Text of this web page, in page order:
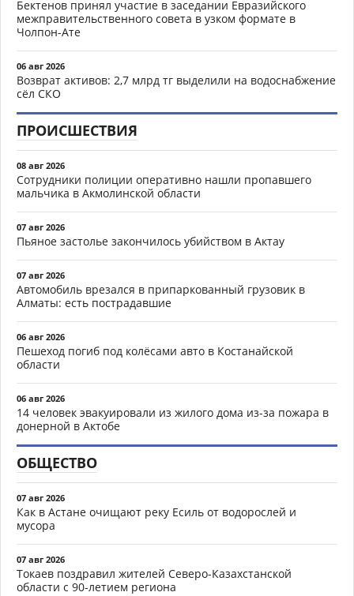
Бектенов принял участие в заседании Евразийского
межправительственного совета в узком формате в
Чолпон-Ате
06 авг 2026
Возврат активов: 2,7 млрд тг выделили на водоснабжение
сёл СКО
ПРОИСШЕСТВИЯ
08 авг 2026
Сотрудники полиции оперативно нашли пропавшего
мальчика в Акмолинской области
07 авг 2026
Пьяное застолье закончилось убийством в Актау
07 авг 2026
Автомобиль врезался в припаркованный грузовик в
Алматы: есть пострадавшие
06 авг 2026
Пешеход погиб под колёсами авто в Костанайской
области
06 авг 2026
14 человек эвакуировали из жилого дома из-за пожара в
донерной в Актобе
ОБЩЕСТВО
07 авг 2026
Как в Астане очищают реку Есиль от водорослей и
мусора
07 авг 2026
Токаев поздравил жителей Северо-Казахстанской
области с 90-летием региона